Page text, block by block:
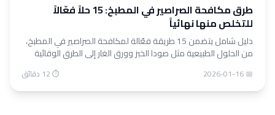
طرق مكافحة الصراصير في المطبخ: 15 حلاً فعّالاً
للتخلص منها نهائياً
دليل شامل يتضمن 15 طريقة فعّالة لمكافحة الصراصير في المطبخ،
من الحلول الطبيعية مثل صودا الخبز وورق الغار إلى الطرق الوقائية
والمعالجة الاحترافية. نصائح عملية من خبراء الشهاب كنترول.
📅 2026-01-16 ⏱ 12 دقائق